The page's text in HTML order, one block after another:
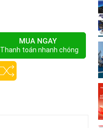
MUA NGAY
Thanh toán nhanh chóng